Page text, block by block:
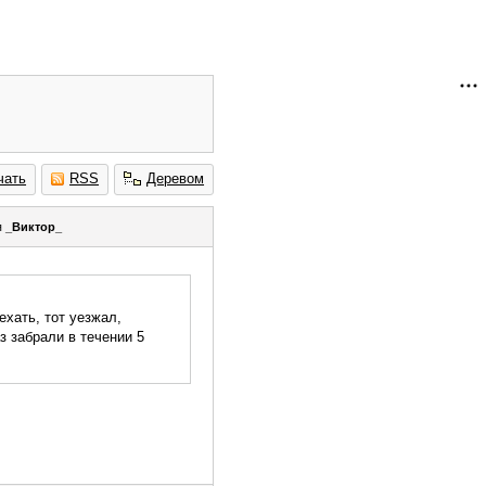
RSS Деревом
_Виктор_
тот уезжал,
забрали в течении 5